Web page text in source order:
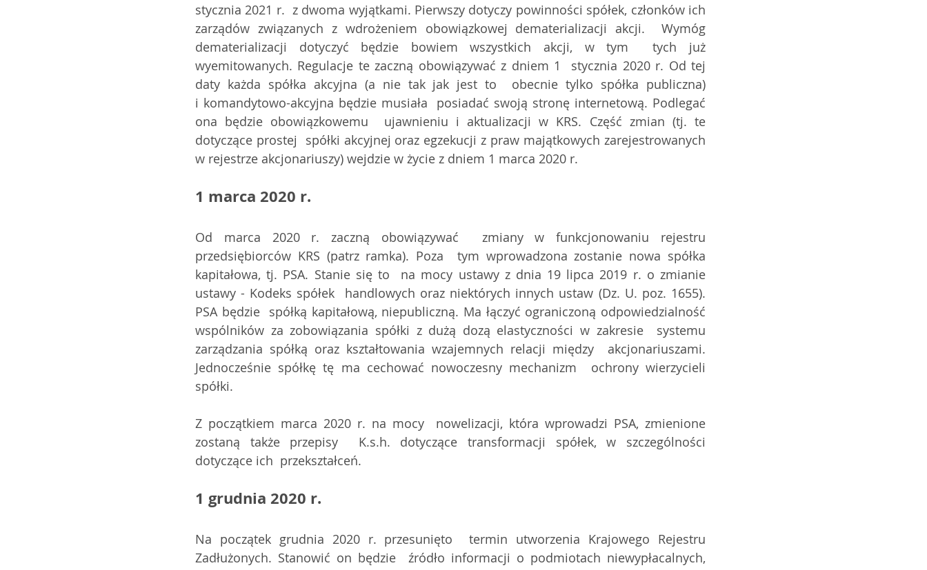
stycznia 2021 r.  z dwoma wyjątkami. Pierwszy dotyczy powinności spółek, członków ich
zarządów związanych z wdrożeniem obowiązkowej dematerializacji akcji.  Wymóg
dematerializacji dotyczyć będzie bowiem wszystkich akcji, w tym  tych już
wyemitowanych. Regulacje te zaczną obowiązywać z dniem 1  stycznia 2020 r. Od tej
daty każda spółka akcyjna (a nie tak jak jest to  obecnie tylko spółka publiczna)
i komandytowo-akcyjna będzie musiała  posiadać swoją stronę internetową. Podlegać
ona będzie obowiązkowemu  ujawnieniu i aktualizacji w KRS. Część zmian (tj. te
dotyczące prostej  spółki akcyjnej oraz egzekucji z praw majątkowych zarejestrowanych
w rejestrze akcjonariuszy) wejdzie w życie z dniem 1 marca 2020 r.
1 marca 2020 r.
Od marca 2020 r. zaczną obowiązywać  zmiany w funkcjonowaniu rejestru
przedsiębiorców KRS (patrz ramka). Poza  tym wprowadzona zostanie nowa spółka
kapitałowa, tj. PSA. Stanie się to  na mocy ustawy z dnia 19 lipca 2019 r. o zmianie
ustawy - Kodeks spółek  handlowych oraz niektórych innych ustaw (Dz. U. poz. 1655).
PSA będzie  spółką kapitałową, niepubliczną. Ma łączyć ograniczoną odpowiedzialność
wspólników za zobowiązania spółki z dużą dozą elastyczności w zakresie  systemu
zarządzania spółką oraz kształtowania wzajemnych relacji między  akcjonariuszami.
Jednocześnie spółkę tę ma cechować nowoczesny mechanizm  ochrony wierzycieli
spółki.
Z początkiem marca 2020 r. na mocy  nowelizacji, która wprowadzi PSA, zmienione
zostaną także przepisy  K.s.h. dotyczące transformacji spółek, w szczególności
dotyczące ich  przekształceń.
1 grudnia 2020 r.
Na początek grudnia 2020 r. przesunięto  termin utworzenia Krajowego Rejestru
Zadłużonych. Stanowić on będzie  źródło informacji o podmiotach niewypłacalnych,